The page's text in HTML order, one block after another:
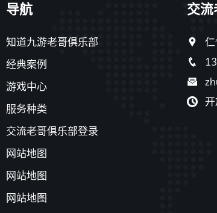
导航
知道九游老哥俱乐部
经典案例
游戏中心
服务种类
交流老哥俱乐部登录
网站地图
网站地图
网站地图
交